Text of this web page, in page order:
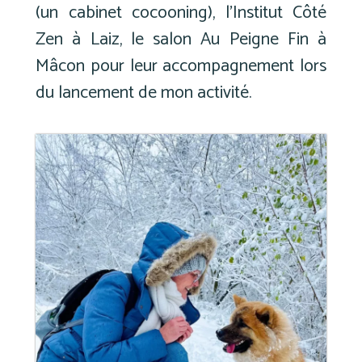
(un cabinet cocooning), l’Institut Côté
Zen à Laiz, le salon Au Peigne Fin à
Mâcon pour leur accompagnement lors
du lancement de mon activité.